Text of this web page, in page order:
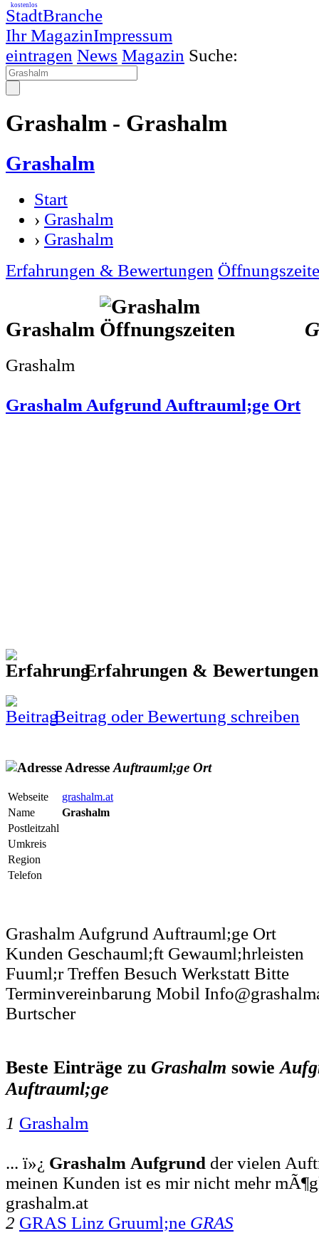
StadtBranche
Ihr MagazinImpressum
kostenlos
eintragen News Magazin Suche:
Grashalm - Grashalm
Grashalm
Start
› Grashalm
› Grashalm
Erfahrungen & Bewertungen
Grashalm
Grashalm
Grashalm Aufgrund Auftrauml;ge Ort
Erfahrungen &
Beitrag oder Bewertung schreiben
Adresse Auftrauml;ge Ort
Webseite
grashalm.at
Name
Grashalm
Postleitzahl
Umkreis
Region
Telefon
Grashalm Aufgrund Auftrauml;ge Ort
Kunden Geschauml;ft Gewauml;hrleisten
Fuuml;r Treffen Besuch Werkstatt Bitte
Terminvereinbarung Mobil
Burtscher
Beste Einträge zu Grashalm sowie
Auftrauml;ge
1 Grashalm
... ï»¿ Grashalm Aufgrund der vielen
meinen Kunden ist es mir nicht mehr
grashalm.at
2 GRAS Linz Gruuml;ne GRAS